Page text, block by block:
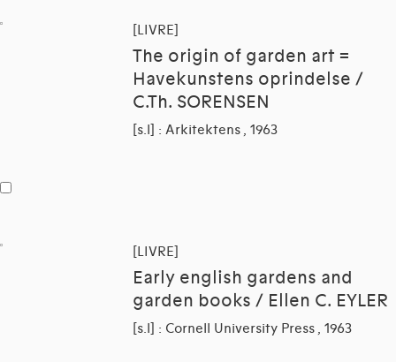
[LIVRE]
The origin of garden art =
Havekunstens oprindelse /
C.Th. SORENSEN
[s.l] : Arkitektens , 1963
[LIVRE]
Early english gardens and
garden books / Ellen C. EYLER
[s.l] : Cornell University Press , 1963